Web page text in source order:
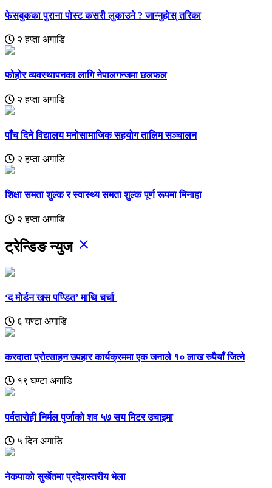
फेसबुकका पुराना पोस्ट कसरी लुकाउने ? जान्नुहाेस् तरिका
२ हप्ता अगाडि
फोहोर व्यवस्थापनका लागि नेपालगन्जमा छलफल
२ हप्ता अगाडि
पाँच दिने विद्यालय मनोसामाजिक सहयोग तालिम सञ्चालन
२ हप्ता अगाडि
शिक्षा समता शुल्क र स्वास्थ्य समता शुल्क पूर्ण रूपमा मिनाहा
२ हप्ता अगाडि
ट्रेन्डिङ न्युज close
‘द मोर्डन खस पण्डित’ माथि चर्चा
६ घण्टा अगाडि
करदाता प्रोत्साहन उपहार कार्यक्रममा एक जनाले १० लाख रुपैयाँ जित्ने
१९ घण्टा अगाडि
पर्वतारोही निर्मल पुर्जाको शव ५७ सय मिटर उचाइमा
५ दिन अगाडि
नेकपाकाे सुर्खेतमा प्रदेशस्तरीय भेला